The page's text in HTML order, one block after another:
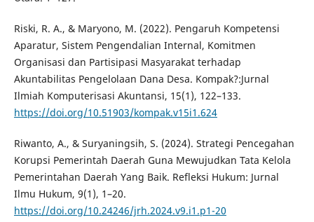
Riski, R. A., & Maryono, M. (2022). Pengaruh Kompetensi
Aparatur, Sistem Pengendalian Internal, Komitmen
Organisasi dan Partisipasi Masyarakat terhadap
Akuntabilitas Pengelolaan Dana Desa. Kompak?:Jurnal
Ilmiah Komputerisasi Akuntansi, 15(1), 122–133.
https://doi.org/10.51903/kompak.v15i1.624
Riwanto, A., & Suryaningsih, S. (2024). Strategi Pencegahan
Korupsi Pemerintah Daerah Guna Mewujudkan Tata Kelola
Pemerintahan Daerah Yang Baik. Refleksi Hukum: Jurnal
Ilmu Hukum, 9(1), 1–20.
https://doi.org/10.24246/jrh.2024.v9.i1.p1-20